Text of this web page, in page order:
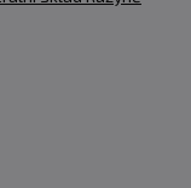
forma kreatinu
dostupný